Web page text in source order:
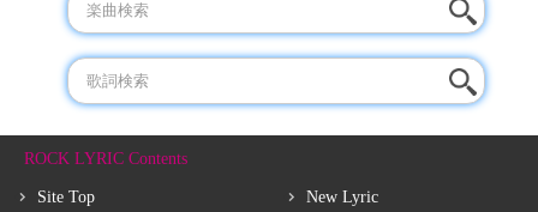
ROCK LYRIC Contents
Site Top New Lyric